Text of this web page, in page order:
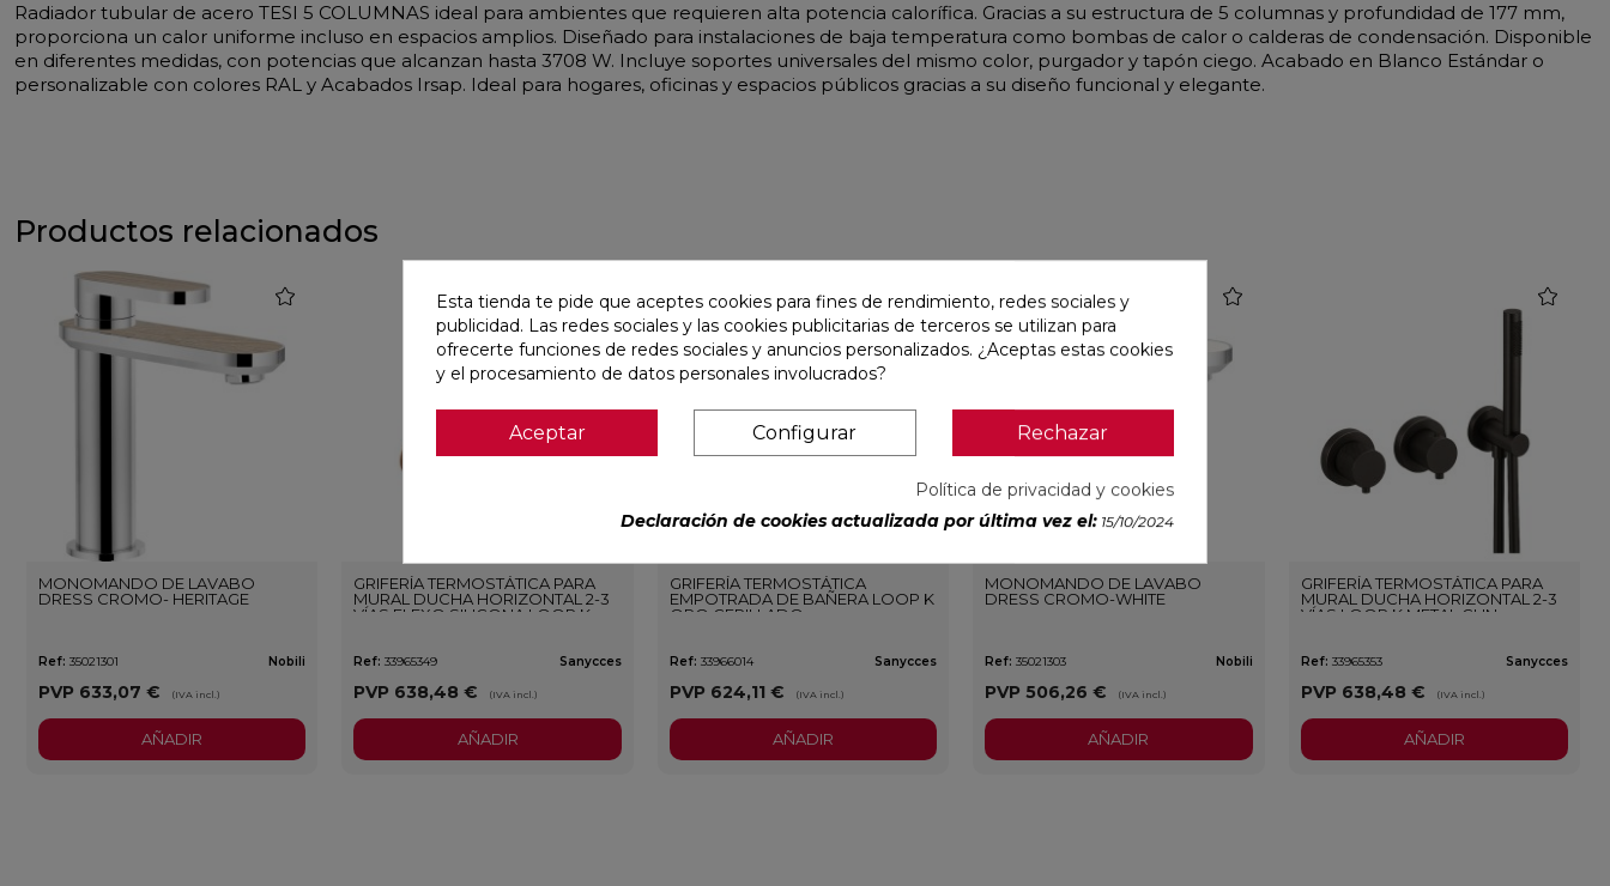
Radiador tubular de acero TESI 5 COLUMNAS ideal para ambientes que requieren alta potencia calorífica. Gracias a su estructura de 5 columnas y profundidad de 177 mm,
proporciona un calor uniforme incluso en espacios amplios. Diseñado para instalaciones de baja temperatura como bombas de calor o calderas de condensación. Disponible
en diferentes medidas, con potencias que alcanzan hasta 3708 W. Incluye soportes universales del mismo color, purgador y tapón ciego. Acabado en Blanco Estándar o
personalizable con colores RAL y Acabados Irsap. Ideal para hogares, oficinas y espacios públicos gracias a su diseño funcional y elegante.
Productos relacionados
MONOMANDO DE LAVABO
DRESS CROMO- HERITAGE
Ref: 35021301 Nobili
PVP 633,07 € (IVA incl.)
AÑADIR
GRIFERÍA TERMOSTÁTICA PARA
MURAL DUCHA HORIZONTAL 2-3
VÍAS FLEXO SILICONA LOOP K
Ref: 33965349 Sanycces
PVP 638,48 € (IVA incl.)
favorite
AÑADIR
GRIFERÍA TERMOSTÁTICA
EMPOTRADA DE BAÑERA LOOP K
ORO CEPILLADO
Ref: 33966014 Sanycces
PVP 624,11 € (IVA incl.)
favorite
AÑADIR
MONOMANDO DE LAVABO
DRESS CROMO-WHITE
Ref: 35021303 Nobili
PVP 506,26 € (IVA incl.)
favorite
AÑADIR
GRIFERÍA TERMOSTÁTICA PARA
MURAL DUCHA HORIZONTAL 2-3
VÍAS LOOP K METAL GUN
Ref: 33965353 Sanycces
PVP 638,48 € (IVA incl.)
AÑADIR
Esta tienda te pide que aceptes cookies para fines de rendimiento, redes sociales y
publicidad. Las redes sociales y las cookies publicitarias de terceros se utilizan para
ofrecerte funciones de redes sociales y anuncios personalizados. ¿Aceptas estas cookies
y el procesamiento de datos personales involucrados?
Aceptar Configurar Rechazar
Política de privacidad y cookies
Declaración de cookies actualizada por última vez el: 15/10/2024